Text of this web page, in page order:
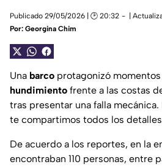
Publicado 29/05/2026 | 🕑 20:32
|
Por: Georgina Chim
Una barco protagonizó
hundimiento frente a las costas
tras presentar una falla mecánica.
te compartimos todos los
De acuerdo a los reportes, en la
encontraban 110 personas, entre